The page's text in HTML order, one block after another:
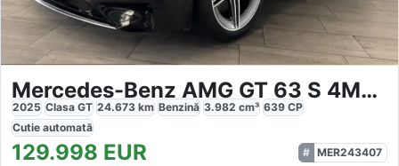
Mercedes-Benz AMG GT 63 S 4MATIC AMG PERFORMANCE
2025 Clasa GT 24.673 km Benzină 3.982 cm³ 639 CP
Cutie automată
129.998 EUR
MER243407